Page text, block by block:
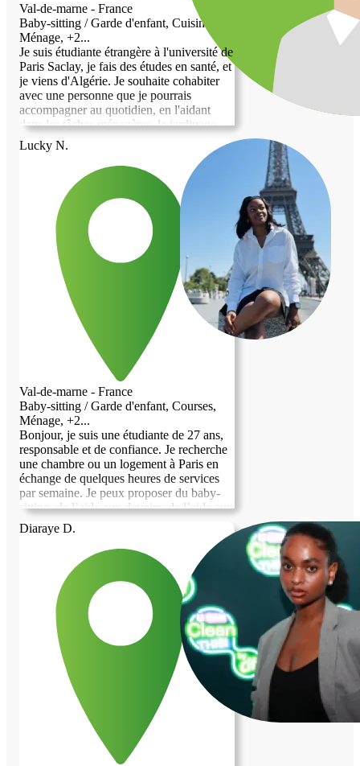
Val-de-marne - France
Baby-sitting / Garde d'enfant, Cuisine,
Ménage, +2...
Je suis étudiante étrangère à l'université de
Paris Saclay, je fais des études en santé, et
je viens d'Algérie. Je souhaite cohabiter
avec une personne que je pourrais
accompagner au quotidien, en l'aidant
dans les tâches ménagères, le jardinage
ainsi que lors de ses déplacements à
l'extérieur. Idéalement, je recherche un
logement situé à Val-de-Marne.
Lucky N.
Val-de-marne - France
Baby-sitting / Garde d'enfant, Courses,
Ménage, +2...
Bonjour, je suis une étudiante de 27 ans,
responsable et de confiance. Je recherche
une chambre ou un logement à Paris en
échange de quelques heures de services
par semaine. Je peux proposer du baby-
sitting, de l’aide aux devoirs, de l’aide aux
tâches ménagères, de la garde d’animaux,
des courses ou une présence bienveillante
auprès de personnes âgées. J’ai plusieurs
années d’expérience avec les enfants et je
parle anglais couramment ainsi que
français. Je suis respectueuse, discrète et
organisée.
Diaraye D.